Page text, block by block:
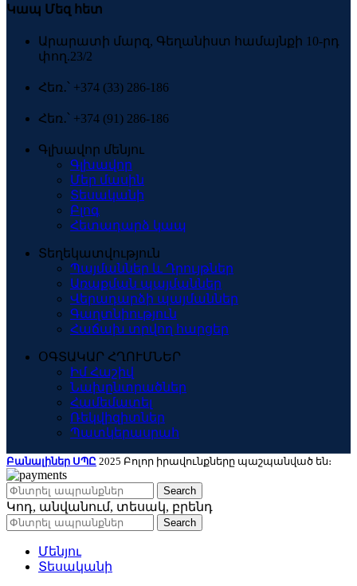
Կապ Մեզ հետ
Արարատի մարզ, Գեղանիստ համայնքի 10-րդ
փող.23/2
Հեռ․՝ +374 (33) 286-186
Հեռ․՝ +374 (91) 286-186
Գլխավոր մենյու
Գլխավոր
Մեր մասին
Տեսականի
Բլոգ
Հետադարձ կապ
Տեղեկատվություն
Պայմաններ և Դրույթներ
Առաքման պայմաններ
Վերադարձի պայմաններ
Գաղտնիություն
Հաճախ տրվող հարցեր
ՕԳՏԱԿԱՐ ՀՂՈՒՄՆԵՐ
Իմ Հաշիվ
Նախընտրածներ
Համեմատել
Ռեկվիզիտներ
Պատկերասրահ
Բանալիներ ՍՊԸ 2025 Բոլոր իրավունքները պաշպանված են։
Search
Կոդ, անվանում, տեսակ, բրենդ
Search
Մենյու
Տեսականի